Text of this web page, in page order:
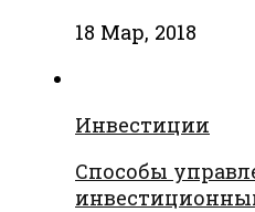
18 Мар, 2018
Инвестиции
Способы